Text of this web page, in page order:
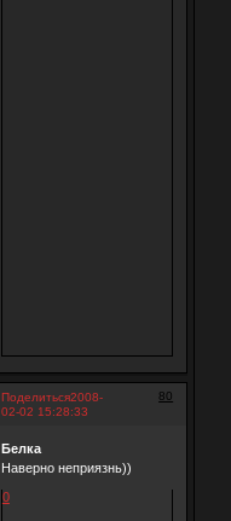
Поделиться 80
2008-
02-02 15:28:33
Белка
Наверно неприязнь))
0